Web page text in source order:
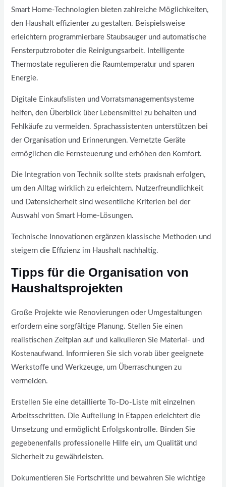
Smart Home-Technologien bieten zahlreiche Möglichkeiten,
den Haushalt effizienter zu gestalten. Beispielsweise
erleichtern programmierbare Staubsauger und automatische
Fensterputzroboter die Reinigungsarbeit. Intelligente
Thermostate regulieren die Raumtemperatur und sparen
Energie.
Digitale Einkaufslisten und Vorratsmanagementsysteme
helfen, den Überblick über Lebensmittel zu behalten und
Fehlkäufe zu vermeiden. Sprachassistenten unterstützen bei
der Organisation und Erinnerungen. Vernetzte Geräte
ermöglichen die Fernsteuerung und erhöhen den Komfort.
Die Integration von Technik sollte stets praxisnah erfolgen,
um den Alltag wirklich zu erleichtern. Nutzerfreundlichkeit
und Datensicherheit sind wesentliche Kriterien bei der
Auswahl von Smart Home-Lösungen.
Technische Innovationen ergänzen klassische Methoden und
steigern die Effizienz im Haushalt nachhaltig.
Tipps für die Organisation von
Haushaltsprojekten
Große Projekte wie Renovierungen oder Umgestaltungen
erfordern eine sorgfältige Planung. Stellen Sie einen
realistischen Zeitplan auf und kalkulieren Sie Material- und
Kostenaufwand. Informieren Sie sich vorab über geeignete
Werkstoffe und Werkzeuge, um Überraschungen zu
vermeiden.
Erstellen Sie eine detaillierte To-Do-Liste mit einzelnen
Arbeitsschritten. Die Aufteilung in Etappen erleichtert die
Umsetzung und ermöglicht Erfolgskontrolle. Binden Sie
gegebenenfalls professionelle Hilfe ein, um Qualität und
Sicherheit zu gewährleisten.
Dokumentieren Sie Fortschritte und bewahren Sie wichtige